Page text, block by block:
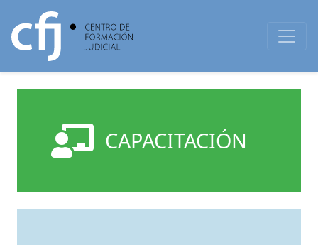
CAPACITACIÓN